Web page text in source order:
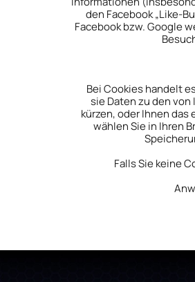
den Facebook „Like-
Facebook bzw. Google
Bei Cookies handelt
sie Daten zu den
kürzen, oder Ihnen
wählen Sie in Ihren
Falls Sie keine